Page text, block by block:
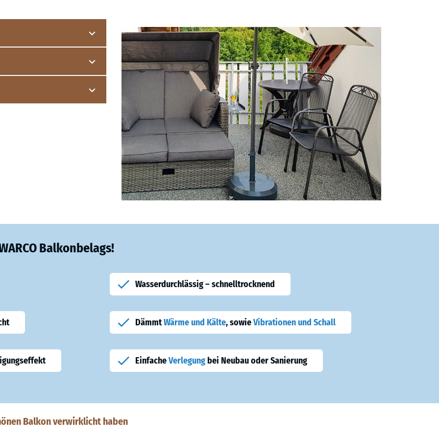
Witterungsschäden.
ideale Lösung. Die leicht
Belag verlegt
Stützen vor das Gebäude
Balkonbelags!
Wasserdurchlässig – schnelltrocknend
DämmtWärme und Kälte, sowieVibrationen und Schall
EinfacheVerlegung bei Neubau oder Sanierung
Balkon verwirklicht haben